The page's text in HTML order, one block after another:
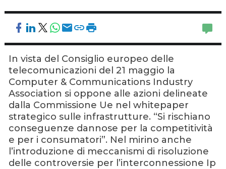
In vista del Consiglio europeo delle
telecomunicazioni del 21 maggio la
Computer & Communications Industry
Association si oppone alle azioni delineate
dalla Commissione Ue nel whitepaper
strategico sulle infrastrutture. “Si rischiano
conseguenze dannose per la competitività
e per i consumatori”. Nel mirino anche
l’introduzione di meccanismi di risoluzione
delle controversie per l’interconnessione Ip